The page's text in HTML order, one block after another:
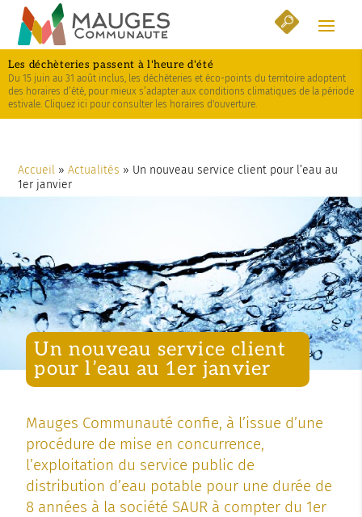
Skip
Aller
navigation
Plan
Les déchèteries passent à l'heure d'été
Du 15 juin au 31 août inclus, les déchèteries et éco-points du territoire adoptent
des horaires d’été, pour mieux s’adapter aux conditions climatiques de la période
estivale. Cliquez ici pour consulter les horaires d'ouverture.
Accueil »Actualités » Un nouveau service client pour l’eau au
1er janvier
Un nouveau service client
pour l’eau au 1er janvier
Mauges Communauté confie, à l’issue d’une
procédure de mise en concurrence,
l’exploitation du service public de
distribution d’eau potable pour une durée de
8 années à la société SAUR à compter du 1er